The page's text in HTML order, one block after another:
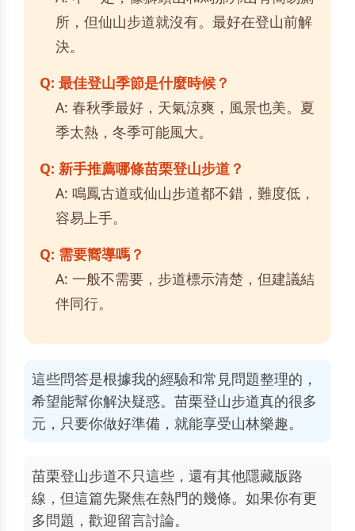
所，但仙山步道就沒有。最好在登山前解
決。
Q: 最佳登山季節是什麼時候？
A: 春秋季最好，天氣涼爽，風景也美。夏
季太熱，冬季可能風大。
Q: 新手推薦哪條苗栗登山步道？
A: 鳴鳳古道或仙山步道都不錯，難度低，
容易上手。
Q: 需要嚮導嗎？
A: 一般不需要，步道標示清楚，但建議結
伴同行。
這些問答是根據我的經驗和常見問題整理的，
希望能幫你解決疑惑。苗栗登山步道真的很多
元，只要你做好準備，就能享受山林樂趣。
苗栗登山步道不只這些，還有其他隱藏版路
線，但這篇先聚焦在熱門的幾條。如果你有更
多問題，歡迎留言討論。